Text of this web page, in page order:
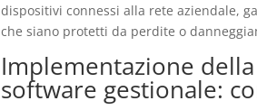
dispositivi connessi alla rete aziendale,
che siano protetti da perdite o
Implementazione
software gestionale: